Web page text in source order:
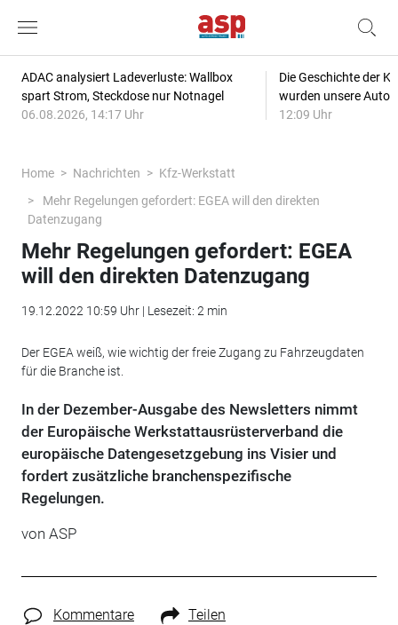
ADAC analysiert Ladeverluste: Wallbox
spart Strom, Steckdose nur Notnagel
06.08.2026, 14:17 Uhr
Die Geschichte der
wurden unsere
12:09 Uhr
Home Nachrichten
Kfz-Werkstatt
Mehr Regelungen gefordert: EGEA will den direkten
Datenzugang
Mehr Regelungen gefordert: EGEA
will den direkten Datenzugang
19.12.2022 10:59 Uhr | Lesezeit: 2 min
Der EGEA weiß, wie wichtig der freie Zugang zu Fahrzeugdaten
für die Branche ist.
In der Dezember-Ausgabe des Newsletters nimmt
der Europäische Werkstattausrüsterverband die
europäische Datengesetzgebung ins Visier und
fordert zusätzliche branchenspezifische
Regelungen.
von ASP
Kommentare Teilen